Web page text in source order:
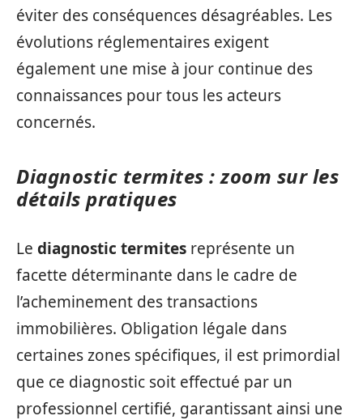
éviter des conséquences désagréables. Les
évolutions réglementaires exigent
également une mise à jour continue des
connaissances pour tous les acteurs
concernés.
Diagnostic termites : zoom sur les
détails pratiques
Le diagnostic termites représente un
facette déterminante dans le cadre de
l’acheminement des transactions
immobilières. Obligation légale dans
certaines zones spécifiques, il est primordial
que ce diagnostic soit effectué par un
professionnel certifié, garantissant ainsi une